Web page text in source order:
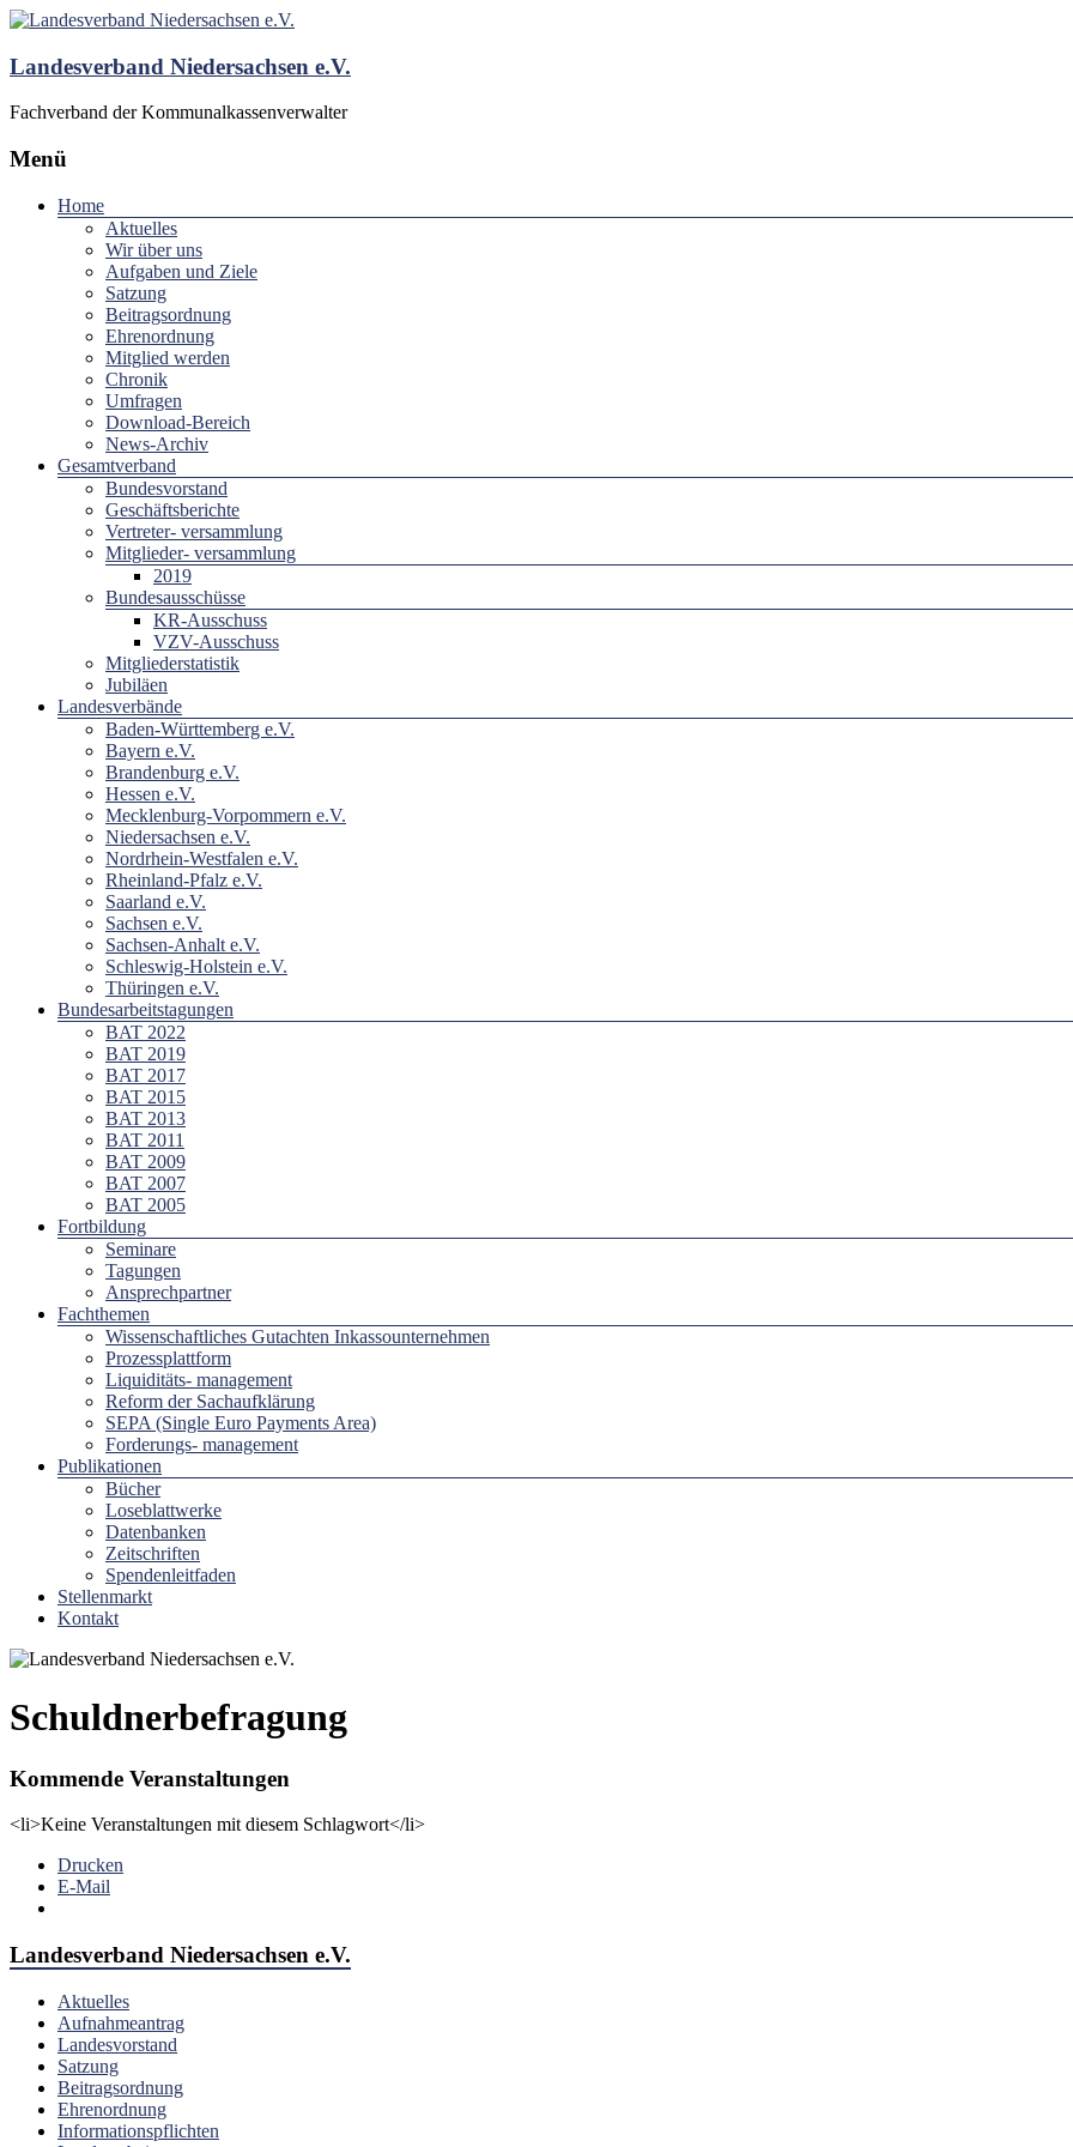
Landesverband Niedersachsen e.V.
Fachverband der Kommunalkassenverwalter
Menü
Home
Aktuelles
Wir über uns
Aufgaben und Ziele
Satzung
Beitragsordnung
Ehrenordnung
Mitglied werden
Chronik
Umfragen
Download-Bereich
News-Archiv
Gesamtverband
Bundesvorstand
Geschäftsberichte
Vertreter- versammlung
Mitglieder- versammlung
2019
Bundesausschüsse
KR-Ausschuss
VZV-Ausschuss
Mitgliederstatistik
Jubiläen
Landesverbände
Baden-Württemberg e.V.
Bayern e.V.
Brandenburg e.V.
Hessen e.V.
Mecklenburg-Vorpommern e.V.
Niedersachsen e.V.
Nordrhein-Westfalen e.V.
Rheinland-Pfalz e.V.
Saarland e.V.
Sachsen e.V.
Sachsen-Anhalt e.V.
Schleswig-Holstein e.V.
Thüringen e.V.
Bundesarbeitstagungen
BAT 2022
BAT 2019
BAT 2017
BAT 2015
BAT 2013
BAT 2011
BAT 2009
BAT 2007
BAT 2005
Fortbildung
Seminare
Tagungen
Ansprechpartner
Fachthemen
Wissenschaftliches Gutachten Inkassounternehmen
Prozessplattform
Liquiditäts- management
Reform der Sachaufklärung
SEPA (Single Euro Payments Area)
Forderungs- management
Publikationen
Bücher
Loseblattwerke
Datenbanken
Zeitschriften
Spendenleitfaden
Stellenmarkt
Kontakt
Schuldnerbefragung
Kommende Veranstaltungen
<li>Keine Veranstaltungen mit diesem Schlagwort</li>
Drucken
E-Mail
Landesverband Niedersachsen e.V.
Aktuelles
Aufnahmeantrag
Landesvorstand
Satzung
Beitragsordnung
Ehrenordnung
Informationspflichten